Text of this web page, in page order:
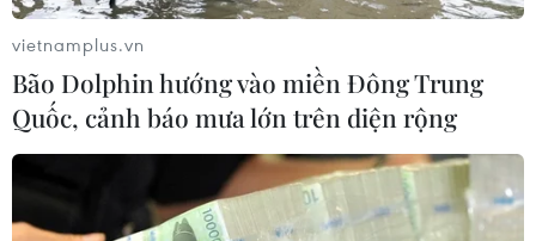
CƠ QUAN CHỦ QUẢN: THÔNG TẤN XÃ VIỆT NAM
vietnamplus.vn
Bão Dolphin hướng vào miền Đông Trung
Quốc, cảnh báo mưa lớn trên diện rộng